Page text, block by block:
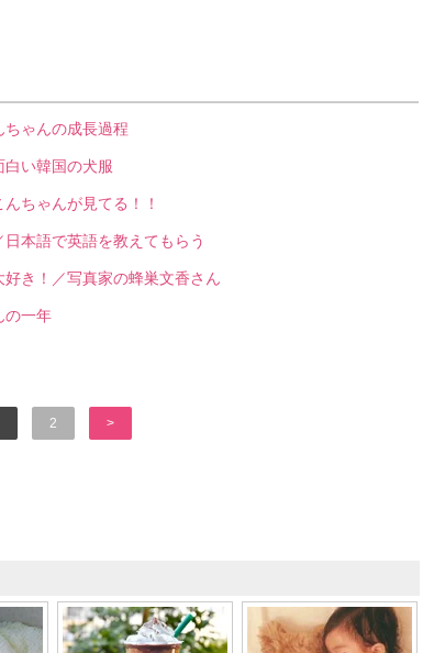
ちゃんの成長過程
白い韓国の犬服
ちゃんが見てる！！
日本語で英語を教えてもらう
好き！／写真家の蜂巣文香さん
の一年
2 >